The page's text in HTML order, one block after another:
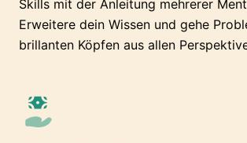
Skills mit der Anleitung mehrerer
Erweitere dein Wissen und gehe
brillanten Köpfen aus allen